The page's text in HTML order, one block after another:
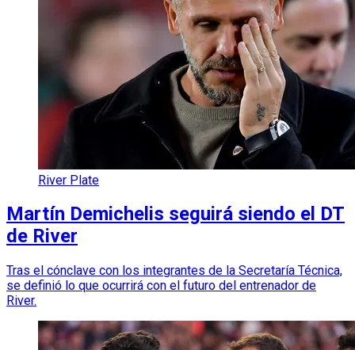
River Plate
Martín Demichelis seguirá siendo el DT
de River
Tras el cónclave con los integrantes de la Secretaría Técnica,
se definió lo que ocurrirá con el futuro del entrenador de
River.